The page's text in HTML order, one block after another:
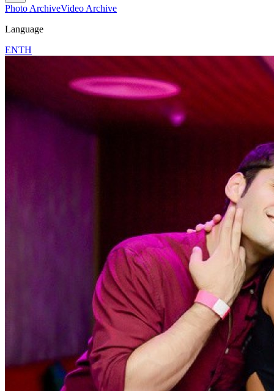
Photo ArchiveVideo Archive
Language
ENTH